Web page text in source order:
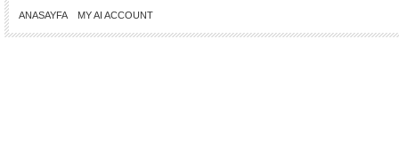
ANASAYFA MY AI ACCOUNT